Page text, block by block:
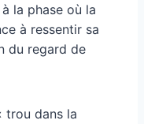
la phase où la
à ressentir sa
du regard de
trou dans la